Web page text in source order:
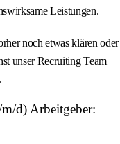
Leistungen.
noch etwas klären oder
unser Recruiting Team
d) Arbeitgeber: